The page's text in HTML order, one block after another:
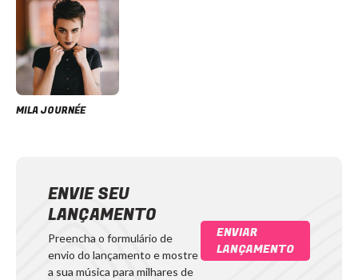
MILA JOURNÉE
ENVIE SEU
LANÇAMENTO
Preencha o formulário de
envio do lançamento e mostre
a sua música para milhares de
ENVIAR
LANÇAMENTO